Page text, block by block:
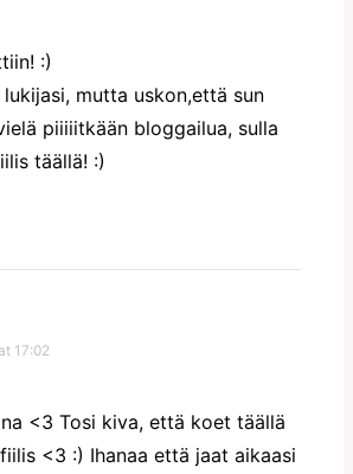
:)
lukijasi, mutta uskon,että sun
piiiiitkään bloggailua, sulla
täällä! :)
17:02
<3 Tosi kiva, että koet täällä
<3 :) Ihanaa että jaat aikaasi